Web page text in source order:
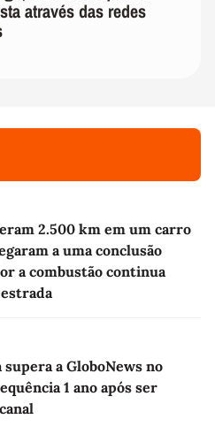
através das redes
2.500 km em um carro
a uma conclusão
a combustão continua
a GloboNews no
1 ano após ser